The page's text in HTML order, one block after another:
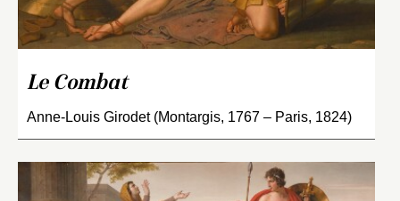
Le Combat
Anne-Louis Girodet (Montargis, 1767 – Paris, 1824)